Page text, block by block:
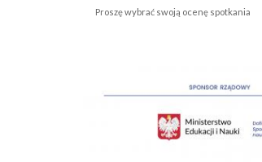
Proszę wybrać swoją ocenę spotkania